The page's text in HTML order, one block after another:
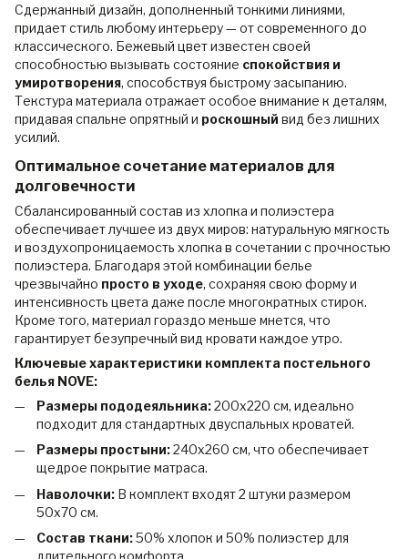
Сдержанный дизайн, дополненный тонкими линиями,
придает стиль любому интерьеру — от современного до
классического. Бежевый цвет известен своей
способностью вызывать состояние спокойствия и
умиротворения, способствуя быстрому засыпанию.
Текстура материала отражает особое внимание к деталям,
придавая спальне опрятный и роскошный вид без лишних
усилий.
Оптимальное сочетание материалов для
долговечности
Сбалансированный состав из хлопка и полиэстера
обеспечивает лучшее из двух миров: натуральную мягкость
и воздухопроницаемость хлопка в сочетании с прочностью
полиэстера. Благодаря этой комбинации белье
чрезвычайно просто в уходе, сохраняя свою форму и
интенсивность цвета даже после многократных стирок.
Кроме того, материал гораздо меньше мнется, что
гарантирует безупречный вид кровати каждое утро.
Ключевые характеристики комплекта постельного
белья NOVE:
Размеры пододеяльника:200x220 см, идеально
подходит для стандартных двуспальных кроватей.
Размеры простыни:240x260 см, что обеспечивает
щедрое покрытие матраса.
Наволочки: В комплект входят 2 штуки размером
50x70 см.
Состав ткани:50% хлопок и 50% полиэстер для